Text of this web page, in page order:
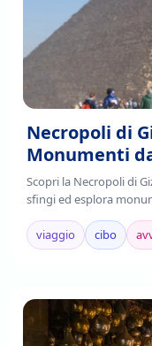
Necropoli di
Monumenti
Scopri la Necropoli di
sfingi ed esplora
storia. Leggi di più!
viaggio
cibo